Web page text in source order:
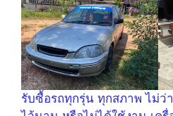
รับซื้อรถทุกรุ่น ทุกสภาพ ไม่ว่